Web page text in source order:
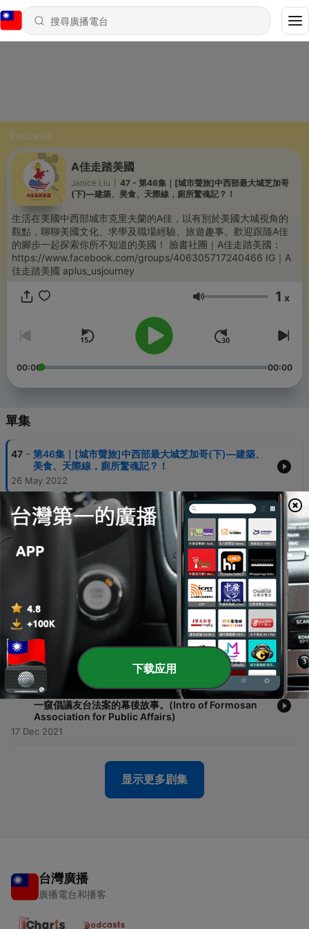
Podcasts
A佳走踏美國
Janice Liu
47 - 第46集｜[城市聲旅]中西部最大城芝加哥
(下)—建築、美食、天際線，廁所驚魂記？！
生活在美國中西部城市克里夫蘭的A佳，以有別於美國大城視角的
觀點，聊聊美國文化、求學及職場經驗、旅遊趣事。歡迎跟隨A佳
的腳步一起探索你所不知道的美國！ 臉書社團｜A佳走踏美國：
https://www.facebook.com/groups/406305717240466 IG｜A
佳走踏美國 aplus_usjourney
音量 1 x
00:00 00:00
單集
47 - 第46集｜[城市聲旅]中西部最大城芝加哥(下)—建築、
美食、天際線，廁所驚魂記？！
26 May 2022
46 - 第45集｜美國各地雪場滑雪經驗談！怎麼入門滑雪、認
識世界各地的朋友？滑雪的攻略、糗事都在這。
第44集｜舞台上的失速列車、在美國演出的奇人軼事—
那些年我們遇到的跑拍大叔和Drunk 伯伯。(鋼琴及二
胡演出經驗談)
22 Feb 2022
44 - 第43集｜[城市聲旅]中西部最大城芝加哥(上)—感恩節
&聖誕節旅遊攻略！
25 Dec 2021
43 - 第42集｜(English)美國國會倡議經—什麼是草根外
交？怎麼樣進入國會山莊和國會議員推台美法案？帶你
一窺倡議友台法案的幕後故事。(Intro of Formosan
Association for Public Affairs)
17 Dec 2021
显示更多剧集
台灣廣播
廣播電台和播客
下载应用